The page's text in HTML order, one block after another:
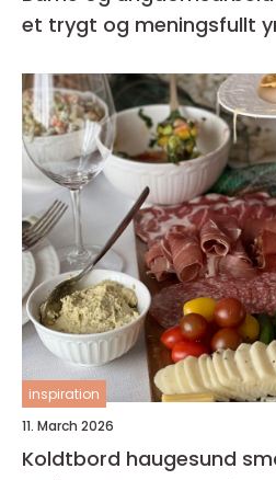
et trygt og meningsfullt
inspiration
11. March 2026
Koldtbord haugesund smakfull catering til